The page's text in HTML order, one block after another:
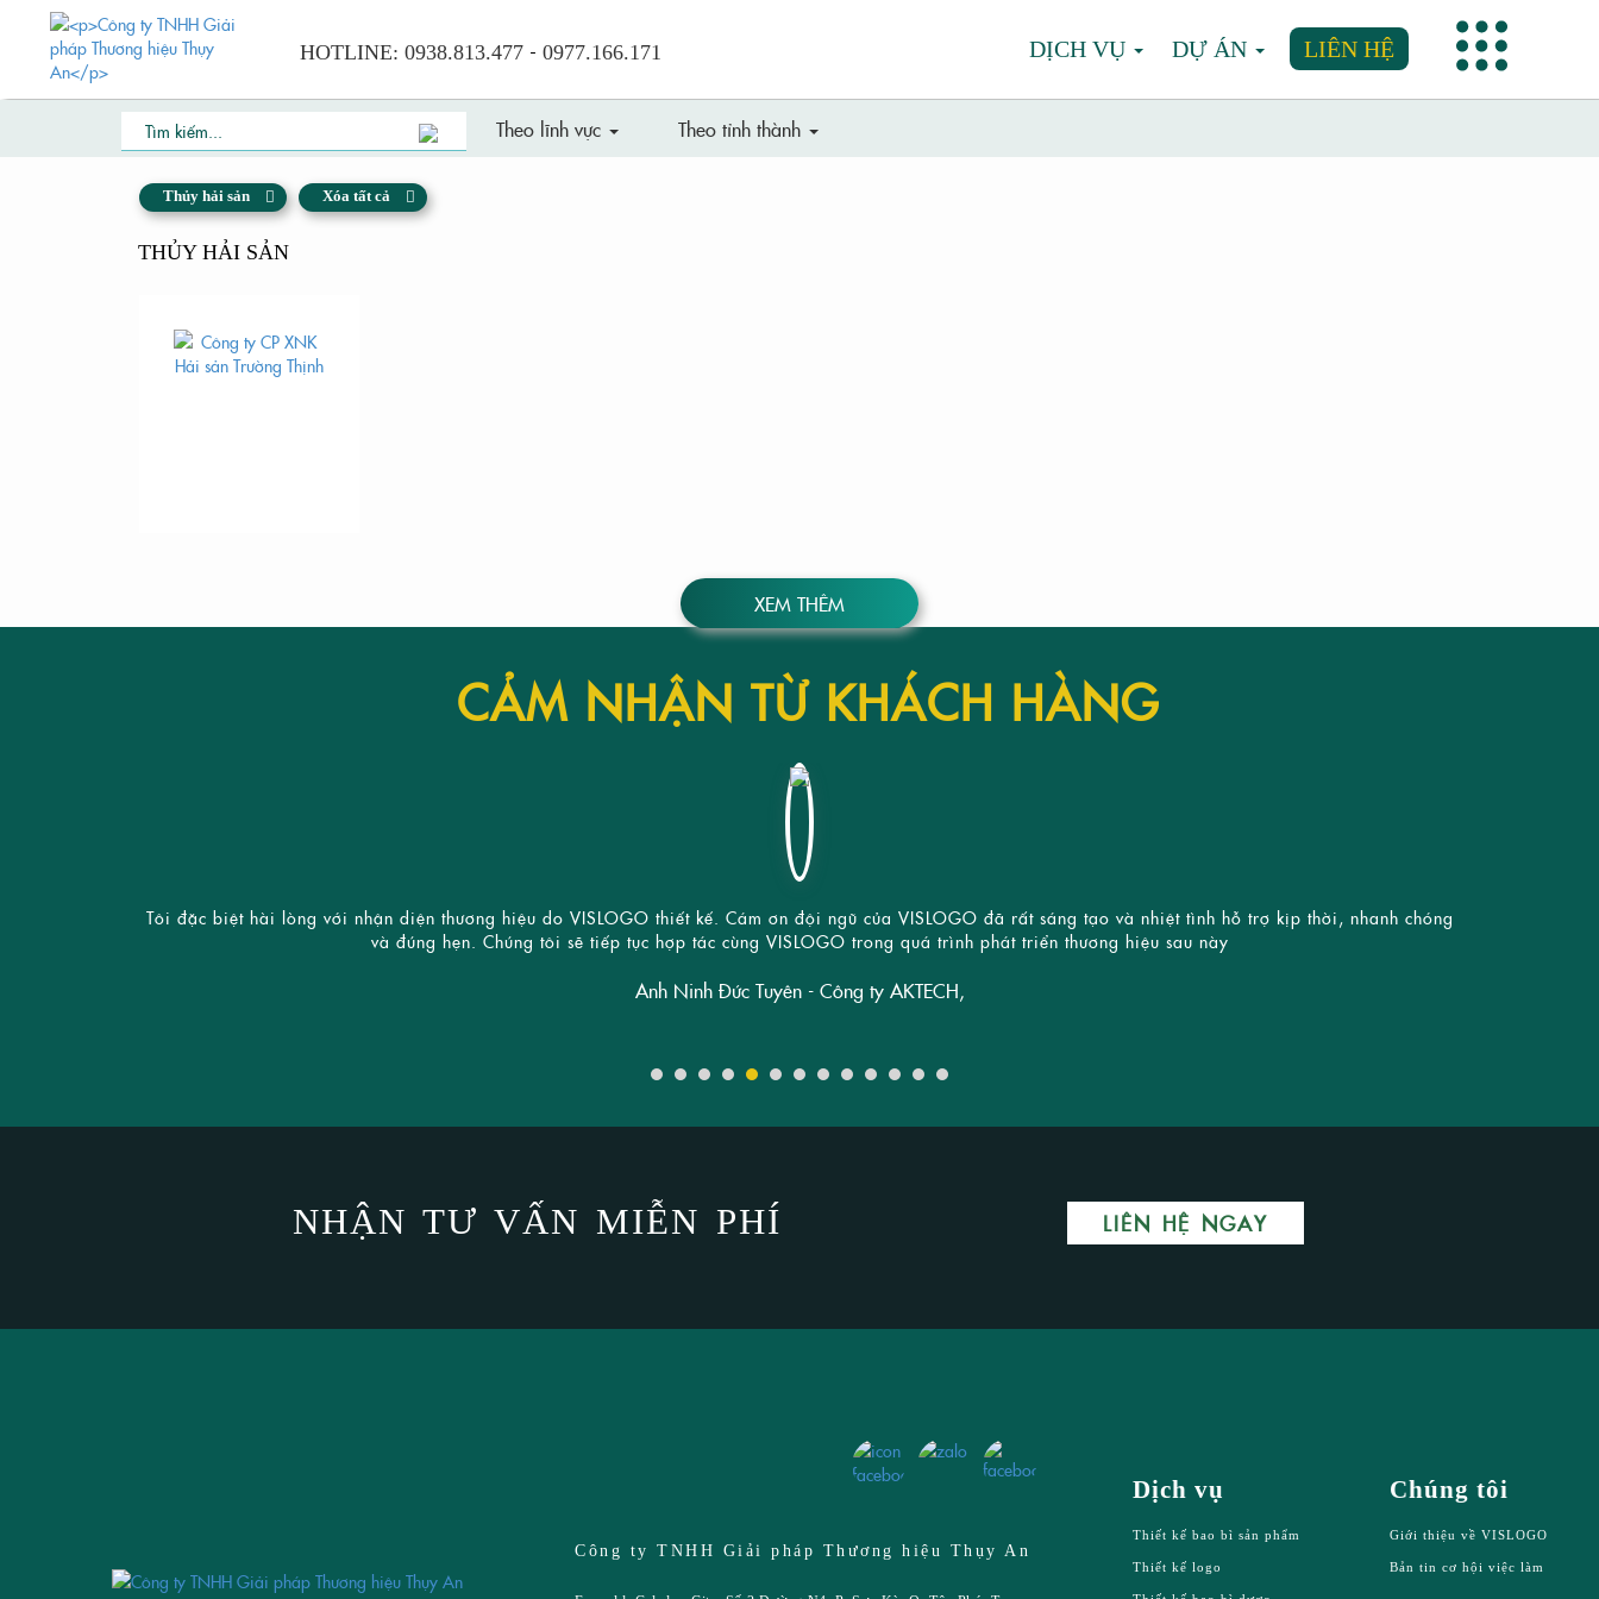
HOTLINE: 0938.813.477- 0977.166.171 DỊCH VỤ DỰ ÁN LIÊN HỆ
the important stuff
YAMAHA LONG THÀNH
OUR BRAND THIẾT KẾ BỘ NHẬN DIỆN THƯƠNG
Previous Theo lĩnh vực Theo tỉnh thành
Thủy hải sản Xóa tất cả
THỦY HẢI SẢN
XEM THÊM
CẢM NHẬN TỪ KHÁCH HÀNG
Tôi đặc biệt hài lòng với nhận diện thương hiệu do VISLOGO thiết kế. Cám ơn đội ngũ của VISLOGO đã rất sáng tạo và nhiệt tình hỗ trợ kịp thời, nhanh chóng
và đúng hẹn. Chúng tôi sẽ tiếp tục hợp tác cùng VISLOGO trong quá trình phát triển thương hiệu sau này
Anh Ninh Đức Tuyên - Công ty AKTECH,
NHẬN TƯ VẤN MIỄN PHÍ LIÊN HỆ NGAY
Công ty TNHH Giải pháp Thương hiệu Thụy An
Dịch vụ
Thiết kế bao bì sản phẩm
Thiết kế logo
Chúng tôi
Giới thiệu về VISLOGO
Bản tin cơ hội việc làm